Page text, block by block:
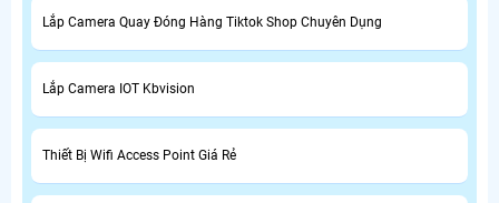
Lắp Camera Quay Đóng Hàng Tiktok Shop Chuyên Dụng
Lắp Camera IOT Kbvision
Thiết Bị Wifi Access Point Giá Rẻ